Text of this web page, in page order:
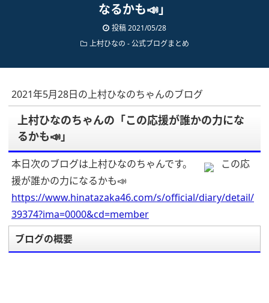
なるかも📣」
投稿2021/05/28
上村ひなの -公式ブログまとめ
2021年5月28日の上村ひなのちゃんのブログ
上村ひなのちゃんの「この応援が誰かの力にな
るかも📣」
本日次のブログは上村ひなのちゃんです。
この応
援が誰かの力になるかも📣
https://www.hinatazaka46.com/s/official/diary/detail/
39374?ima=0000&cd=member
ブログの概要